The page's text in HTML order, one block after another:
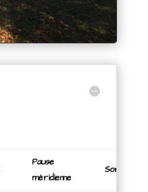
Pause
méridienne
Sortie